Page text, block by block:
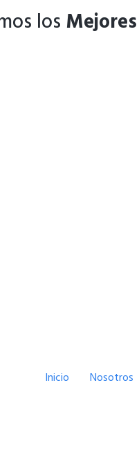
los
Inicio Nosotros